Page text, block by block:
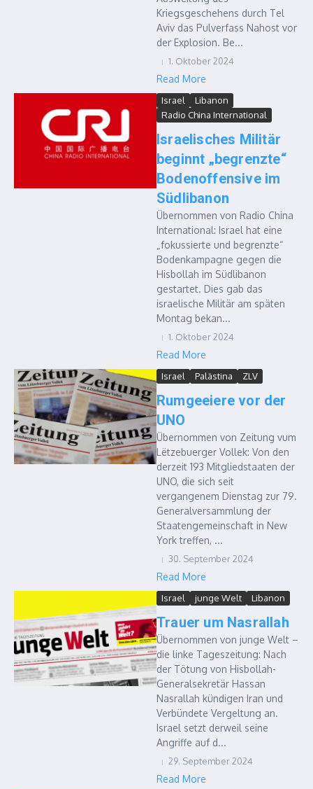
Kriegsgeschehens durch Tel
Aviv das Pulverfass Nahost vor
der Explosion. Be...
1. Oktober 2024
Read More
Israel
Libanon
Radio China International
Israelisches Militär
beginnt „begrenzte“
Bodenoffensive im
Südlibanon
Übernommen von Radio China
International: Israel hat eine
„fokussierte und begrenzte“
Bodenkampagne gegen die
Hisbollah im Südlibanon
gestartet. Dies gab das
israelische Militär am späten
Montag bekan...
1. Oktober 2024
Read More
Israel Palästina ZLV
Rumgeeiere vor der
UNO
Übernommen von Zeitung vum
Lëtzebuerger Vollek: Von den
derzeit 193 Mitgliedstaaten der
UNO, die sich seit
vergangenem Dienstag zur 79.
Generalversammlung der
Staatengemeinschaft in New
York treffen, ...
30. September 2024
Read More
Israel junge Welt Libanon
Trauer um Nasrallah
Übernommen von junge Welt –
die linke Tageszeitung: Nach
der Tötung von Hisbollah-
Generalsekretär Hassan
Nasrallah kündigen Iran und
Verbündete Vergeltung an.
Israel setzt derweil seine
Angriffe auf d...
29. September 2024
Read More